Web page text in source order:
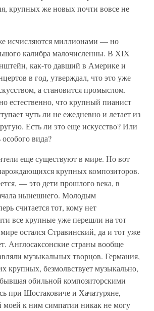
крупных же новых почти вовсе не
исчисляются миллионами — но
калибра малочисленны. В XIX
как-то давший в Америке и
в год, утверждал, что это уже
а становится промыслом.
естественно, что крупный пианист
чуть ли не ежедневно и летает из
Есть ли это еще искусство? Или
вида?
еще существуют в мире. Но вот
крупных композиторов.
— это дети прошлого века, в
нынешнего. Молодым
считается тот, кому нет
все крупные уже перешли на тот
остался Стравинский, да и тот уже
Англосаксонские страны вообще
музыкальных творцов. Германия,
крупных, безмолвствует музыкально,
обильной композиторскими
при Шостаковиче и Хачатуряне,
моей к ним симпатии никак не могу